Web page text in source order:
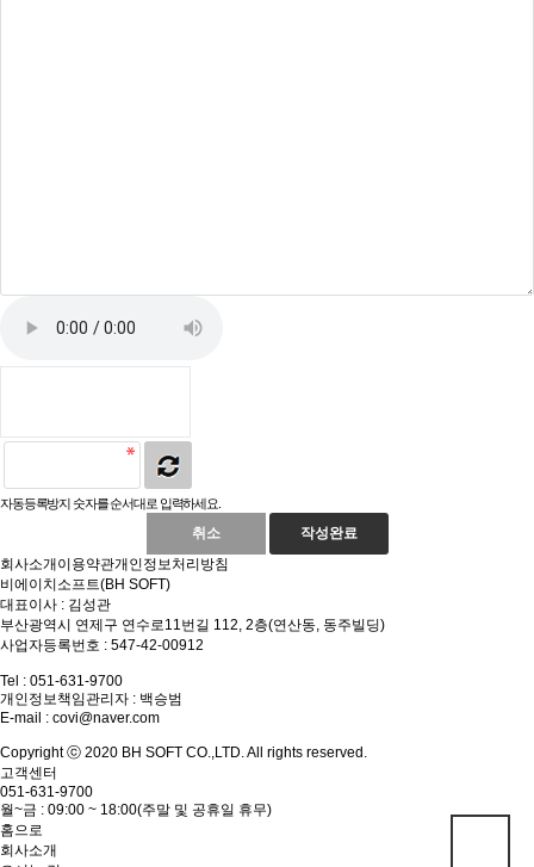
자동등록방지 숫자를 순서대로 입력하세요.
취소
작성완료
회사소개 이용약관개인정보처리방침
비에이치소프트(BH SOFT)
대표이사 : 김성관
부산광역시 연제구 연수로11번길 112, 2층(연산동, 동주빌딩)
사업자등록번호 : 547-42-00912
Tel : 051-631-9700
개인정보책임관리자 : 백승범
E-mail : covi@naver.com
Copyright ⓒ 2020 BH SOFT CO.,LTD. All rights reserved.
고객센터
051-631-9700
월~금 : 09:00 ~ 18:00(주말 및 공휴일 휴무)
홈으로
회사소개